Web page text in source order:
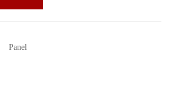
Panel